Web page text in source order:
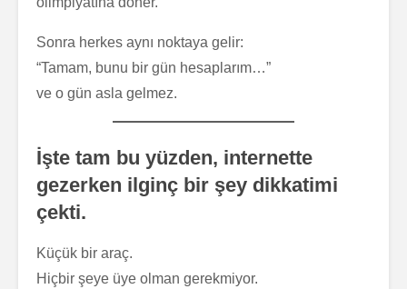
Sonra herkes aynı noktaya gelir:
“Tamam, bunu bir gün hesaplarım…”
ve o gün asla gelmez.
İşte tam bu yüzden, internette
gezerken ilginç bir şey dikkatimi
çekti.
Küçük bir araç.
Hiçbir şeye üye olman gerekmiyor.